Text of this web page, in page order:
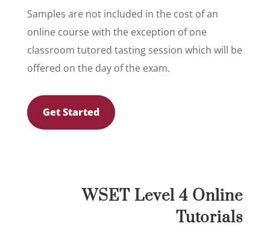
Samples are not included in the cost of an
online course with the exception of one
classroom tutored tasting session which will be
offered on the day of the exam.
Get Started
WSET Level 4 Online
Tutorials